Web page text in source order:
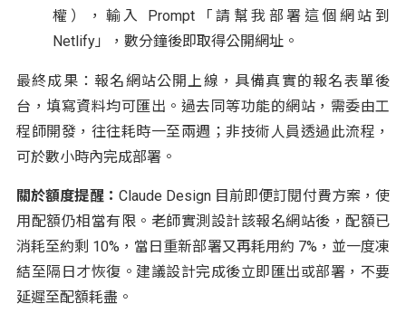
權），輸入 Prompt「請幫我部署這個網站到
Netlify」，數分鐘後即取得公開網址。
最終成果：報名網站公開上線，具備真實的報名表單後
台，填寫資料均可匯出。過去同等功能的網站，需委由工
程師開發，往往耗時一至兩週；非技術人員透過此流程，
可於數小時內完成部署。
關於額度提醒： Claude Design 目前即便訂閱付費方案，使
用配額仍相當有限。老師實測設計該報名網站後，配額已
消耗至約剩 10%，當日重新部署又再耗用約 7%，並一度凍
結至隔日才恢復。建議設計完成後立即匯出或部署，不要
延遲至配額耗盡。